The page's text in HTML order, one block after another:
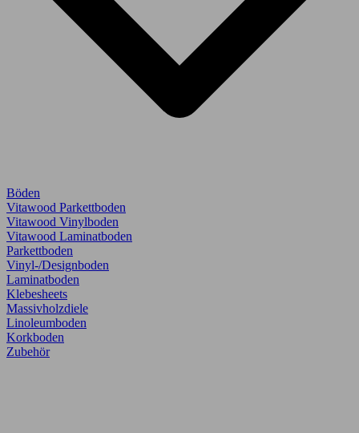
Böden
Vitawood Parkettboden
Vitawood Vinylboden
Vitawood Laminatboden
Parkettboden
Vinyl-/Designboden
Laminatboden
Klebesheets
Massivholzdiele
Linoleumboden
Korkboden
Zubehör